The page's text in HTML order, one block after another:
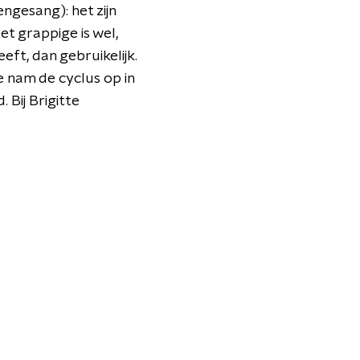
het zijn
grappige is wel,
dan gebruikelijk.
nam de cyclus op in
Bij Brigitte